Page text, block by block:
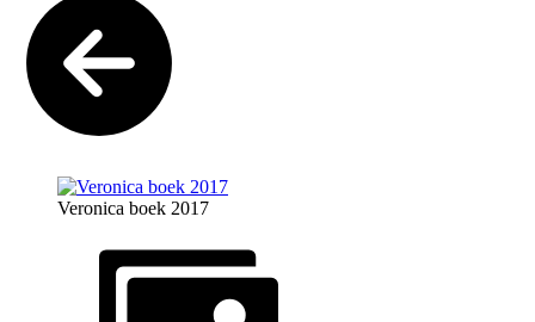
Veronica boek 2017